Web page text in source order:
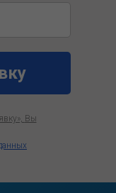
Вы